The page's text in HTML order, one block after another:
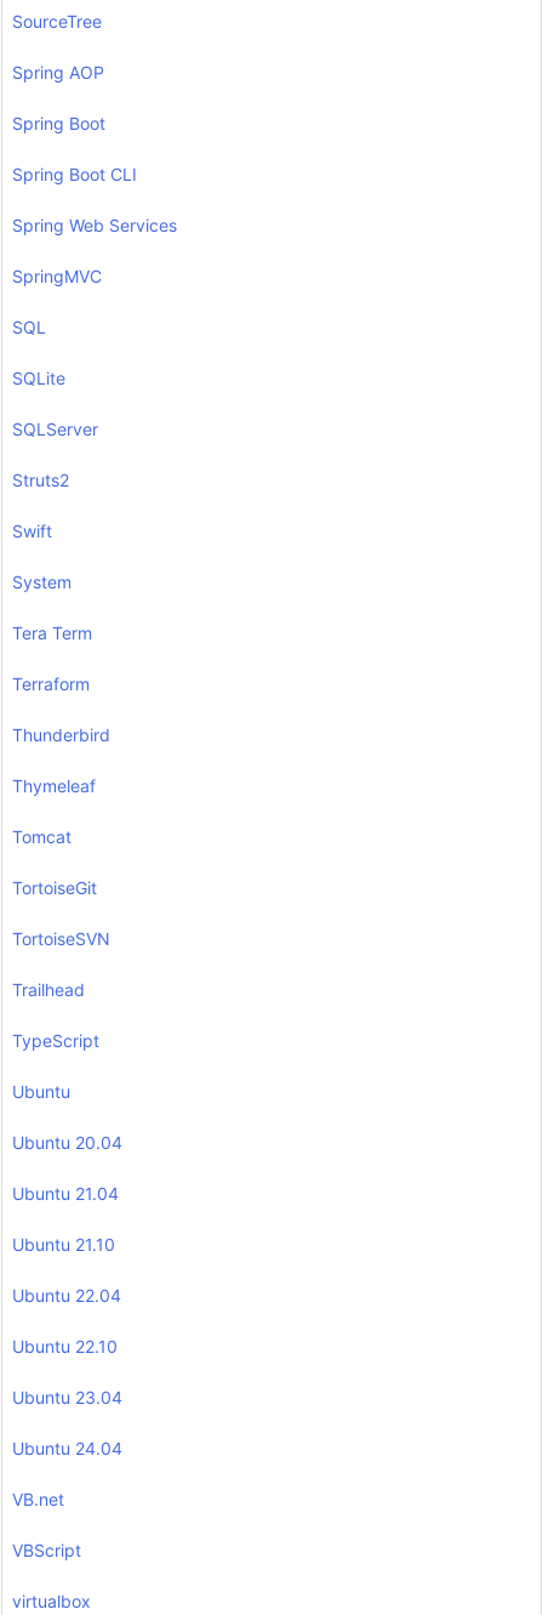
SourceTree
Spring AOP
Spring Boot
Spring Boot CLI
Spring Web Services
SpringMVC
SQL
SQLite
SQLServer
Struts2
Swift
System
Tera Term
Terraform
Thunderbird
Thymeleaf
Tomcat
TortoiseGit
TortoiseSVN
Trailhead
TypeScript
Ubuntu
Ubuntu 20.04
Ubuntu 21.04
Ubuntu 21.10
Ubuntu 22.04
Ubuntu 22.10
Ubuntu 23.04
Ubuntu 24.04
VB.net
VBScript
virtualbox